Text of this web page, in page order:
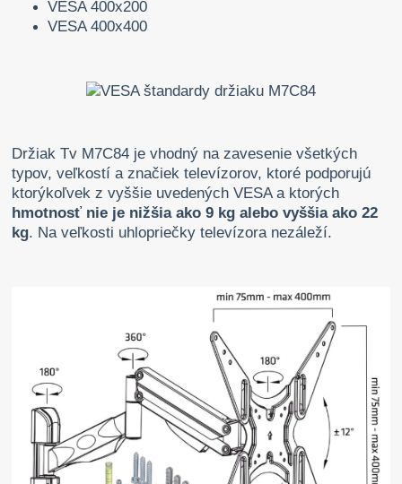
VESA 400x200
VESA 400x400
Držiak Tv M7C84 je vhodný na zavesenie všetkých
typov, veľkostí a značiek televízorov, ktoré podporujú
ktorýkoľvek z vyššie uvedených VESA a ktorých
hmotnosť nie je nižšia ako 9 kg alebo vyššia ako 22
kg. Na veľkosti uhlopriečky televízora nezáleží.